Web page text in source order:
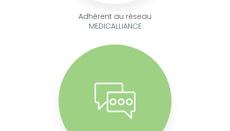
Adhérent au réseau
MEDICALLIANCE